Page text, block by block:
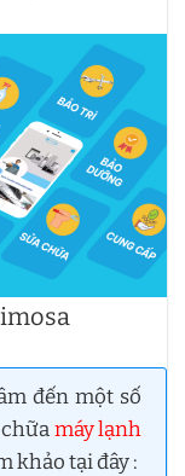
đến một số
máy lạnh
khảo tại đây :